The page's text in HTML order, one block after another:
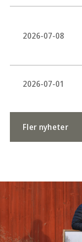
2026-07-08
2026-07-01
Fler nyheter